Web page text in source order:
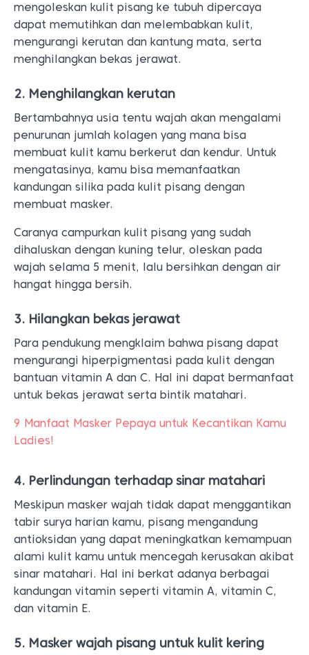
mengoleskan kulit pisang ke tubuh dipercaya
dapat memutihkan dan melembabkan kulit,
mengurangi kerutan dan kantung mata, serta
menghilangkan bekas jerawat.
2. Menghilangkan kerutan
Bertambahnya usia tentu wajah akan mengalami
penurunan jumlah kolagen yang mana bisa
membuat kulit kamu berkerut dan kendur. Untuk
mengatasinya, kamu bisa memanfaatkan
kandungan silika pada kulit pisang dengan
membuat masker.
Caranya campurkan kulit pisang yang sudah
dihaluskan dengan kuning telur, oleskan pada
wajah selama 5 menit, lalu bersihkan dengan air
hangat hingga bersih.
3. Hilangkan bekas jerawat
Para pendukung mengklaim bahwa pisang dapat
mengurangi hiperpigmentasi pada kulit dengan
bantuan vitamin A dan C. Hal ini dapat bermanfaat
untuk bekas jerawat serta bintik matahari.
9 Manfaat Masker Pepaya untuk Kecantikan Kamu
Ladies!
4. Perlindungan terhadap sinar matahari
Meskipun masker wajah tidak dapat menggantikan
tabir surya harian kamu, pisang mengandung
antioksidan yang dapat meningkatkan kemampuan
alami kulit kamu untuk mencegah kerusakan akibat
sinar matahari. Hal ini berkat adanya berbagai
kandungan vitamin seperti vitamin A, vitamin C,
dan vitamin E.
5. Masker wajah pisang untuk kulit kering